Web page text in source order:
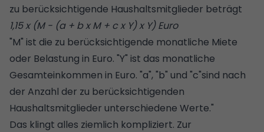
zu berücksichtigende Haushaltsmitglieder beträgt
1,15 x (M - (a + b x M + c x Y) x Y) Euro
"M" ist die zu berücksichtigende monatliche Miete
oder Belastung in Euro. "Y" ist das monatliche
Gesamteinkommen in Euro. "a", "b" und "c"sind nach
der Anzahl der zu berücksichtigenden
Haushaltsmitglieder unterschiedene Werte."
Das klingt alles ziemlich kompliziert. Zur